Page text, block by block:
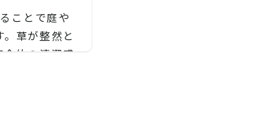
度が低く、熱を持ちにく
症のリスクが低いとされ
クステリア工事まで自社
行っております。
料ですので、お庭のこと
ことで庭や
草が整然と
体の清潔感